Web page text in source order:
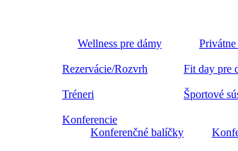
Wellness pre dámy
Rezervácie/Rozvrh
Fit day pre
Tréneri
Športové
Konferencie
Konferenčné balíčky